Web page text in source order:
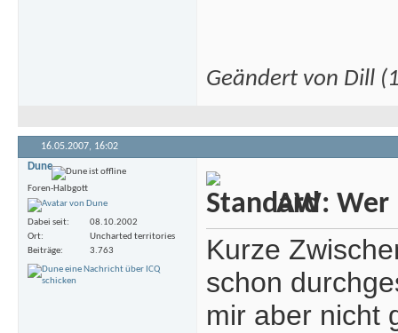
Geändert von Dill
16.05.2007, 16:02
Dune
Foren-Halbgott
Dabei seit
08.10.2002
Ort
Uncharted territories
Beiträge
3.763
AW: Wer
Kurze
schon
mir aber nicht